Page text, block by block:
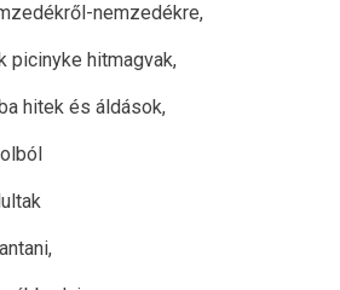
nemzedékre,
picinyke hitmagvak,
hitek és áldások,